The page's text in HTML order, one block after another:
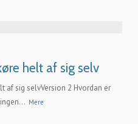
helt af sig selv
af sig selvVersion 2 Hvordan er
Mere